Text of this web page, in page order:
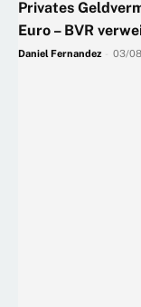
Privates
Euro – BVR
Daniel Fernandez 03/